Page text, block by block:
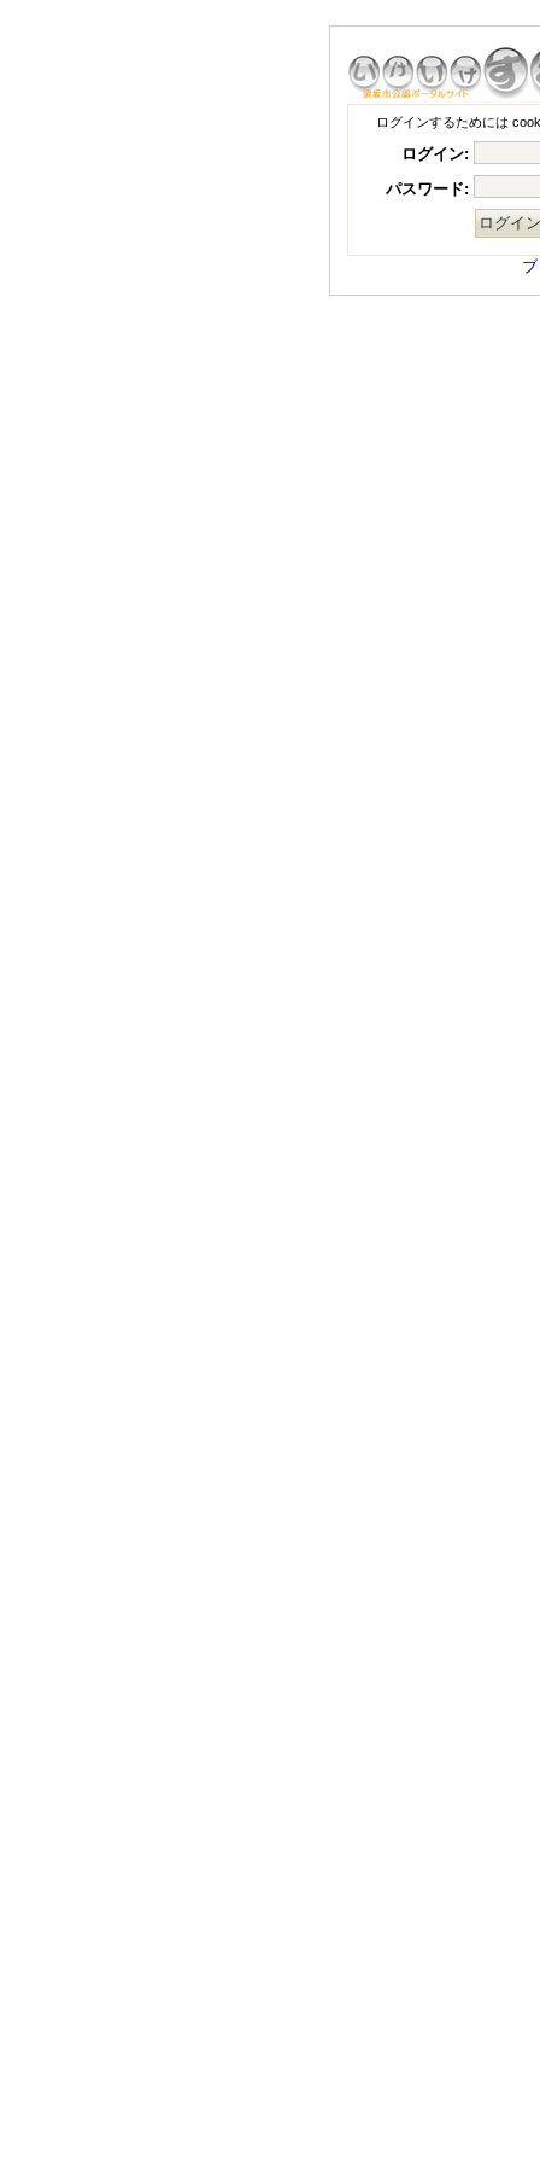
ログインするためには
ログイン:
パスワード: